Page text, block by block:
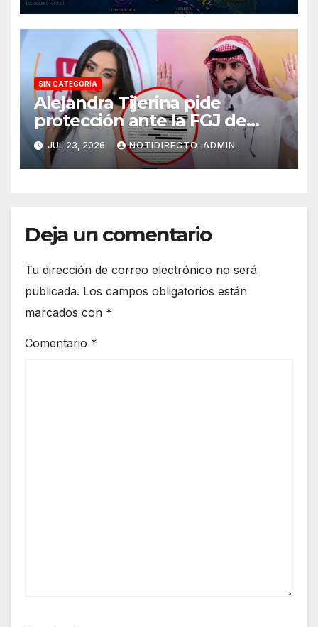
SIN CATEGORÍA
Alejandra Tijerina pide
protección ante la FGJ de
CdMx por vîolêncîa mediática
y psicológica de Masad
Altamimi, integrante de La
JUL 23, 2026 NOTIDIRECTO-ADMIN
Deja un comentario
Tu dirección de correo electrónico no será
publicada. Los campos obligatorios están
marcados con *
Comentario *